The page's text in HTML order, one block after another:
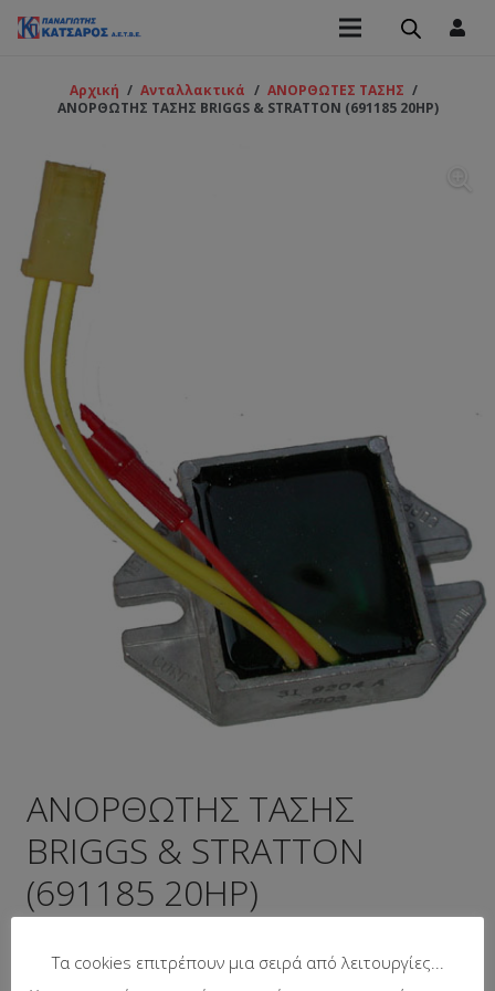
Αρχική / Ανταλλακτικά / ΑΝΟΡΘΩΤΕΣ ΤΑΣΗΣ /
ΑΝΟΡΘΩΤΗΣ ΤΑΣΗΣ BRIGGS & STRATTON (691185 20HP)
ΑΝΟΡΘΩΤΗΣ ΤΑΣΗΣ
BRIGGS & STRATTON
(691185 20HP)
Κωδικός προϊόντος:
Τα cookies επιτρέπουν μια σειρά από λειτουργίες...